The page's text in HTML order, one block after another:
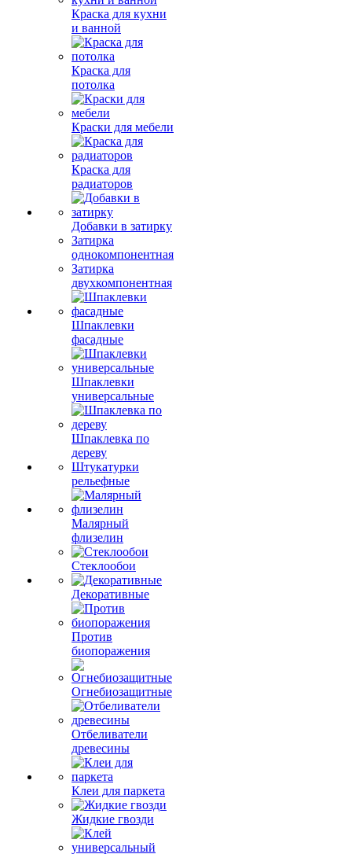
Краска для кухни
и ванной
Краска для
потолка
Краски для мебели
Краска для
радиаторов
Добавки в затирку
Затирка
однокомпонентная
Затирка
двухкомпонентная
Шпаклевки
фасадные
Шпаклевки
универсальные
Шпаклевка по
дереву
Штукатурки
рельефные
Малярный
флизелин
Стеклообои
Декоративные
Против
биопоражения
Огнебиозащитные
Отбеливатели
древесины
Клеи для паркета
Жидкие гвозди